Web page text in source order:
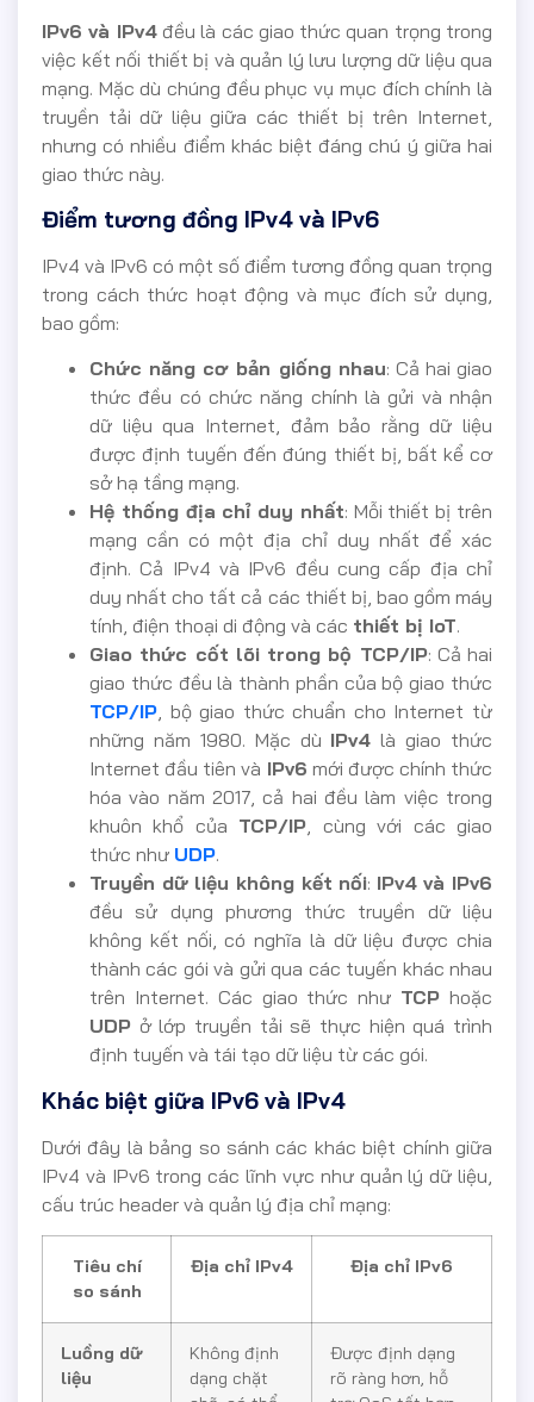
IPv6 và IPv4đều là các giao thức quan trọng trong
việc kết nối thiết bị và quản lý lưu lượng dữ liệu qua
mạng. Mặc dù chúng đều phục vụ mục đích chính là
truyền tải dữ liệu giữa các thiết bị trên Internet,
nhưng có nhiều điểm khác biệt đáng chú ý giữa hai
giao thức này.
Điểm tương đồng IPv4 và IPv6
IPv4 và IPv6 có một số điểm tương đồng quan trọng
trong cách thức hoạt động và mục đích sử dụng,
bao gồm:
Chức năng cơ bản giống nhau: Cả hai giao
thức đều có chức năng chính là gửi và nhận
dữ liệu qua Internet, đảm bảo rằng dữ liệu
được định tuyến đến đúng thiết bị, bất kể cơ
sở hạ tầng mạng.
Hệ thống địa chỉ duy nhất: Mỗi thiết bị trên
mạng cần có một địa chỉ duy nhất để xác
định. Cả IPv4 và IPv6 đều cung cấp địa chỉ
duy nhất cho tất cả các thiết bị, bao gồm máy
tính, điện thoại di động và các thiết bị IoT.
Giao thức cốt lõi trong bộ TCP/IP: Cả hai
giao thức đều là thành phần của bộ giao thức
TCP/IP, bộ giao thức chuẩn cho Internet từ
những năm 1980. Mặc dù IPv4 là giao thức
Internet đầu tiên và IPv6 mới được chính thức
hóa vào năm 2017, cả hai đều làm việc trong
khuôn khổ của TCP/IP, cùng với các giao
thức như UDP.
Truyền dữ liệu không kết nối: IPv4 và IPv6
đều sử dụng phương thức truyền dữ liệu
không kết nối, có nghĩa là dữ liệu được chia
thành các gói và gửi qua các tuyến khác nhau
trên Internet. Các giao thức như TCP hoặc
UDP ở lớp truyền tải sẽ thực hiện quá trình
định tuyến và tái tạo dữ liệu từ các gói.
Khác biệt giữa IPv6 và IPv4
Dưới đây là bảng so sánh các khác biệt chính giữa
IPv4 và IPv6 trong các lĩnh vực như quản lý dữ liệu,
cấu trúc header và quản lý địa chỉ mạng:
Tiêu chí
so sánh
Địa chỉ IPv4 Địa chỉ IPv6
Luồng dữ
liệu
Không định
dạng chặt
Được định dạng
rõ ràng hơn, hỗ